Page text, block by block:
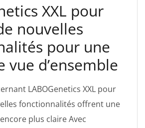
XXL pour
nouvelles
pour une
vue d’ensemble
LABOGenetics XXL pour
fonctionnalités offrent une
plus claire Avec